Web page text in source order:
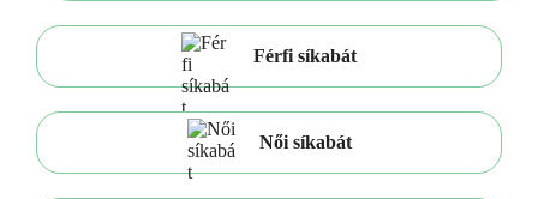
Férfi síkabát
Női síkabát